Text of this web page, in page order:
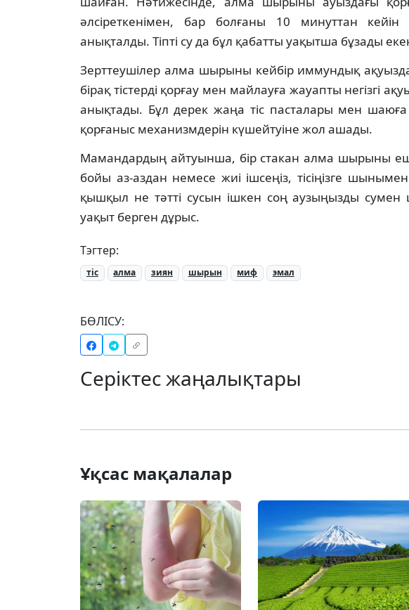
әлсіреткенімен, бар болғаны 10 минуттан кейін
анықталды. Тіпті су да бұл қабатты уақытша бұзады
Зерттеушілер алма шырыны кейбір иммундық
бірақ тістерді қорғау мен майлауға жауапты негізгі
анықтады. Бұл дерек жаңа тіс пасталары мен
қорғаныс механизмдерін күшейтуіне жол ашады.
Мамандардың айтуынша, бір стакан алма шырыны еш
бойы аз-аздан немесе жиі ішсеңіз, тісіңізге
қышқыл не тәтті сусын ішкен соң аузыңызды сумен
уақыт берген дұрыс.
Тэгтер:
тіс алма зиян шырын миф эмал
БӨЛІСУ:
Серіктес жаңалықтары
Ұқсас мақалалар